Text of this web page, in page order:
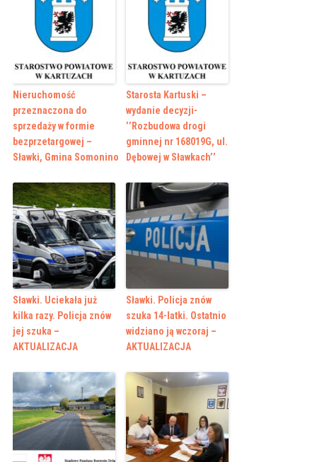
Nieruchomość
przeznaczona do
sprzedaży w formie
bezprzetargowej –
Sławki, Gmina Somonino
Starosta Kartuski –
wydanie decyzji-
’’Rozbudowa drogi
gminnej nr 168019G, ul.
Dębowej w Sławkach’’
Sławki. Uciekała już
kilka razy. Policja znów
jej szuka –
AKTUALIZACJA
Sławki. Policja znów
szuka 14-latki. Ostatnio
widziano ją wczoraj –
AKTUALIZACJA